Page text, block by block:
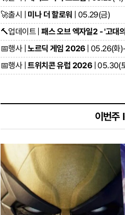
🚀출시 | 미나 더 할로워
| 05.29(금)
🔨업데이트 |패스 오브 엑자일2 - '고대
📅행사 |노르딕 게임 2026| 05.26(화
📅행사 |트위치콘 유럽 2026| 05.30(
이번주